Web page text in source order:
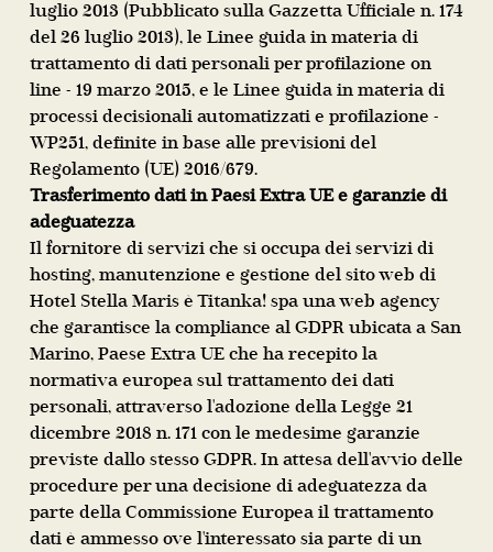
luglio 2013 (Pubblicato sulla Gazzetta Ufficiale n. 174
del 26 luglio 2013), le Linee guida in materia di
trattamento di dati personali per profilazione on
line - 19 marzo 2015, e le Linee guida in materia di
processi decisionali automatizzati e profilazione -
WP251, definite in base alle previsioni del
Regolamento (UE) 2016/679.
Trasferimento dati in Paesi Extra UE e garanzie di
adeguatezza
Il fornitore di servizi che si occupa dei servizi di
hosting, manutenzione e gestione del sito web di
Hotel Stella Maris è Titanka! spa una web agency
che garantisce la compliance al GDPR ubicata a San
Marino, Paese Extra UE che ha recepito la
normativa europea sul trattamento dei dati
personali, attraverso l'adozione della Legge 21
dicembre 2018 n. 171 con le medesime garanzie
previste dallo stesso GDPR. In attesa dell'avvio delle
procedure per una decisione di adeguatezza da
parte della Commissione Europea il trattamento
dati è ammesso ove l'interessato sia parte di un